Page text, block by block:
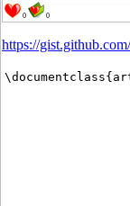
0 0
https://